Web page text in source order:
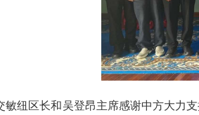
敏纽区长和吴登昂主席感谢中方大力